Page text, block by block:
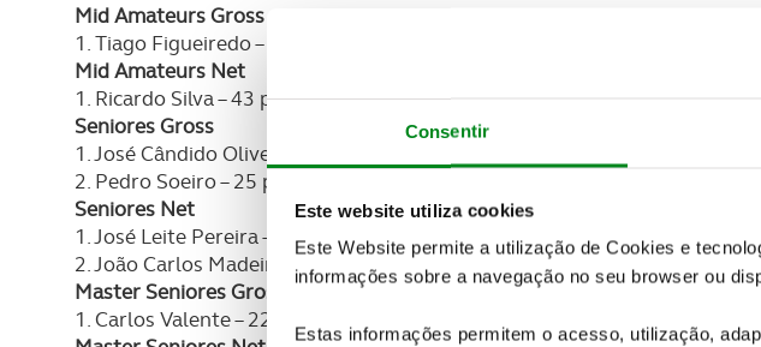
Consentir
Este website utiliza cookies
Este Website permite a utilização de Cookies e
informações sobre a navegação no seu browser ou
Estas informações permitem o acesso, utilização,
Mid Amateurs Gross
1. Tiago Figueiredo – 29 pontos
Mid Amateurs Net
1. Ricardo Silva – 43 pontos
Seniores Gross
1. José Cândido Oliveira – 26 pontos
2. Pedro Soeiro – 25 pontos
Seniores Net
1. José Leite Pereira – 38 pontos
2. João Carlos Madeira Rosário – 37 pontos
Master Seniores Gross
1. Carlos Valente – 22 pontos